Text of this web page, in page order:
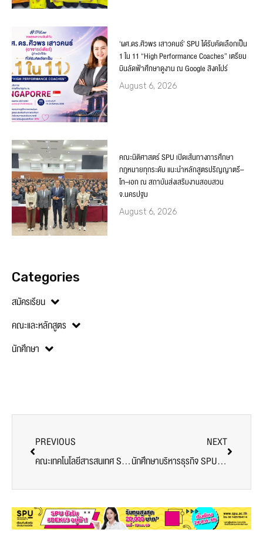
‘ผศ.ดร.ศิวพร เสาวคนธ์’ SPU ได้รับคัดเลือกเป็น
1 ใน 11 “High Performance Coaches” เตรียม
บินลัดฟ้าศึกษาดูงาน ณ Google สิงคโปร์
August 6, 2026
คณะนิติศาสตร์ SPU เปิดเส้นทางการศึกษา
กฎหมายทุกระดับ แนะนำหลักสูตรปริญญาตรี–
โท–เอก ณ สถาบันส่งเสริมงานสอบสวน
จ.นครปฐม
August 6, 2026
Categories
สมัครเรียน
คณะและหลักสูตร
นักศึกษา
PREVIOUS
คณะเทคโนโลยีสารสนเทศ SPU จัดกิจกรรมเสริมทักษะ EQ นักศึกษา ก่อนก้าวสู่การปฏิบัติสหกิจฯ
NEXT
นักศึกษาบริหารธุรกิจ SPU คว้าแชมป์เวที ‘Rabbit Start Quickathon #5’ ด้วยผลงาน ‘ECOSHROOM’ นวัตกรรมพลิกกากกาแฟสู่ธุรกิจเพื่อสิ่งแวดล้อม